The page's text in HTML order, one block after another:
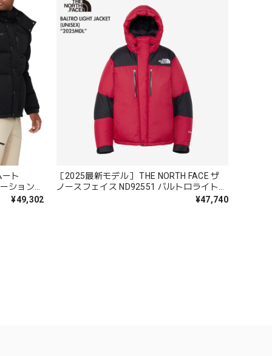
ション
ィット
¥49,302
［2025最新モデル］ THE NORTH FACE ザ
ノースフェイス ND92551 バルトロライトジ
ャケット ユニセックス ダウン 中綿 Baltro
¥47,740